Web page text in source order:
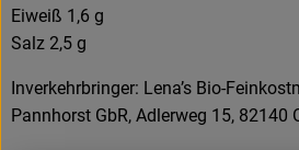
Eiweiß 1,6 g
Salz 2,5 g
Inverkehrbringer: Lena’s Bio-
Pannhorst GbR, Adlerweg 15, 82140